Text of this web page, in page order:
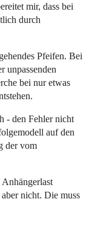
mir, dass bei
durch
Pfeifen. Bei
unpassenden
bei nur etwas
- den Fehler nicht
auf den
der vom
nicht. Die muss